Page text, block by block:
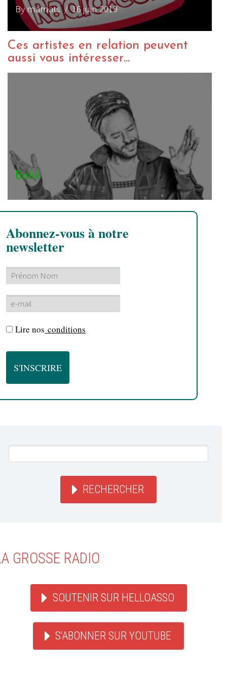
By mamats/ 16 juin 2019
Ces artistes en relation peuvent
aussi vous intéresser...
Balik
Abonnez-vous à notre
newsletter
Lire nos conditions
RECHERCHER
GROSSE RADIO
SOUTENIR SUR HELLOASSO
S'ABONNER SUR YOUTUBE